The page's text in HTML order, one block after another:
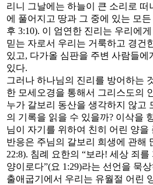
리니 그날에는 하늘이 큰 소리로 떠
에 풀어지고 땅과 그 중에 있는 모
후 3:10). 이 엄연한 진리는 우리에
믿는 자로서 우리는 거룩하고 경건
있고, 다가올 심판을 주변 사람들에
있다.
그러나 하나님의 진리를 방어하는
한 모세오경을 통해서 그리스도의
누가 갈보리 동산을 생각하지 않고
의 기록을 읽을 수 있을까? 이삭을
님이 자기를 위하여 친히 어린 양을
반응은 주님의 갈보리 희생에 관해
22:8). 침례 요한의 “보라! 세상 죄
양이로다”(요 1:29)라는 선언을 묵
출애굽기에서 우리는 유월절 어린